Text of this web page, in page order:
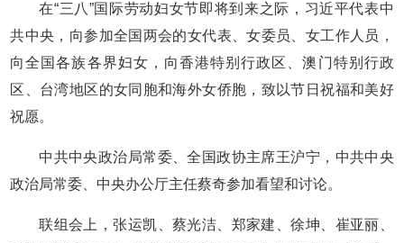
在“三八”国际劳动妇女节即将到来之际，习近平代表中
共中央，向参加全国两会的女代表、女委员、女工作人员，
向全国各族各界妇女，向香港特别行政区、澳门特别行政
区、台湾地区的女同胞和海外女侨胞，致以节日祝福和美好
祝愿。
中共中央政治局常委、全国政协主席王沪宁，中共中央
政治局常委、中央办公厅主任蔡奇参加看望和讨论。
联组会上，张运凯、蔡光洁、郑家建、徐坤、崔亚丽、